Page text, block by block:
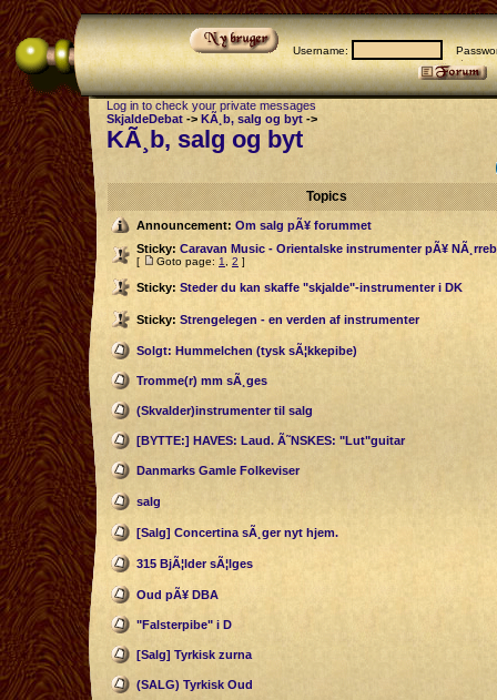
Username:
Log in to check your private messages
SkjaldeDebat -> KÃ¸b, salg og byt ->
KÃ¸b, salg og byt
Topics
Announcement: Om salg pÃ¥ forummet
Sticky: Caravan Music - Orientalske instrumenter pÃ¥
[ Goto page: 1 2 ]
Sticky: Steder du kan skaffe "skjalde"-instrumenter i DK
Sticky: Strengelegen - en verden af instrumenter
Solgt: Hummelchen (tysk sÃ¦kkepibe)
Tromme(r) mm sÃ¸ges
(Skvalder)instrumenter til salg
[BYTTE:] HAVES: Laud. Ã˜NSKES: "Lut"guitar
Danmarks Gamle Folkeviser
salg
[Salg] Concertina sÃ¸ger nyt hjem.
315 BjÃ¦lder sÃ¦lges
Oud pÃ¥ DBA
"Falsterpibe" i D
[Salg] Tyrkisk zurna
(SALG) Tyrkisk Oud